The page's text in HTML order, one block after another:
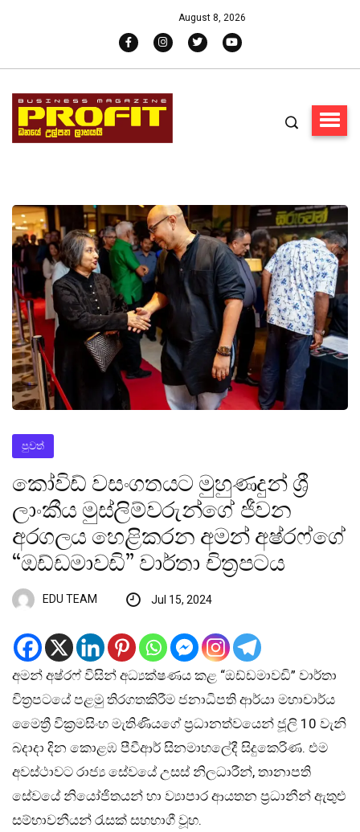
August 8, 2026
පුවත්
කෝවිඩ් වසංගතයට මුහුණදුන් ශ්‍රී
ලාංකීය මුස්ලිම්වරුන්ගේ ජීවන
අරගලය හෙළිකරන අමන් අෂ්රෆ්ගේ
“ඔඩ්ඩමාවඩි” වාර්තා චිත්‍රපටය
EDU TEAM Jul 15, 2024
අමන් අෂ්රෆ් විසින් අධ්‍යක්ෂණය කළ “ඔඩ්ඩමාවඩි” වාර්තා
චිත්‍රපටයේ පළමු තිරගතකිරීම ජනාධිපති ආර්යා මහාචාර්ය
මෛත්‍රී වික්‍රමසිංහ මැතිණියගේ ප්‍රධානත්වයෙන් ජූලි 10 වැනි
බදාදා දින කොළඹ පීවීආර් සිනමාහලේදී සිදුකෙරිණ. එම
අවස්ථාවට රාජ්‍ය සේවයේ උසස් නිලධාරීන්, තානාපති
සේවයේ නියෝජිතයන් හා ව්‍යාපාර ආයතන ප්‍රධානීන් ඇතුළු
සම්භාවනීයන් රැසක් සහභාගී වූහ.